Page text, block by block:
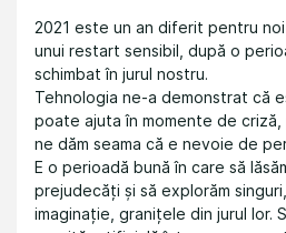
2021 este un an diferit pentru
unui restart sensibil, după o
schimbat în jurul nostru.
Tehnologia ne-a demonstrat că
poate ajuta în momente de
ne dăm seama că e nevoie de
E o perioadă bună în care să
prejudecăți și să explorăm
imaginație, granițele din jurul lor.